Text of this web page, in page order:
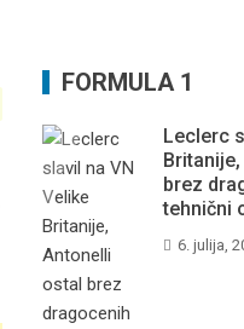
FORMULA 1
Leclerc
brez
tehnični
6. julija,